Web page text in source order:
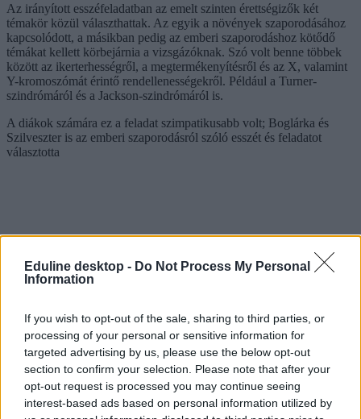
Eduline desktop - Do Not Process My Personal
Information
If you wish to opt-out of the sale, sharing to third parties, or
processing of your personal or sensitive information for
targeted advertising by us, please use the below opt-out
section to confirm your selection. Please note that after your
opt-out request is processed you may continue seeing
interest-based ads based on personal information utilized by
Az irányított esszéfeladatban az emelt szinten érettségizők két
témakör közül választhattak. Az egyik a növények szaporodásához
kapcsolódott, a másikban pedig az emberi szaporodáshoz kötődő
témákat kellett körbejárnia a vizsgázóknak. Szó volt benne többek
között az ikerterhességről, a megtermékenyítésről és az X, valamint
Y-kromoszómát érintő rendellenességekről. Például a Turner-
szindrómáról és a Jackson-szindrómáról is.
A diákok számára ez a feladat szimpatikusabb volt; Boglárka és
Szilveszter is az emberi szaporodásról szóló esszét és feladatot
választotta